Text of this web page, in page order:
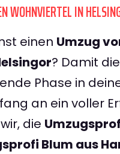
WOHNVIERTEL IN
einen Umzug
? Damit
Phase in
an ein voller
die
Blum aus